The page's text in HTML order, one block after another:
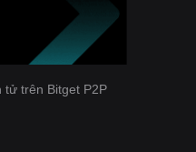
tử trên Bitget P2P